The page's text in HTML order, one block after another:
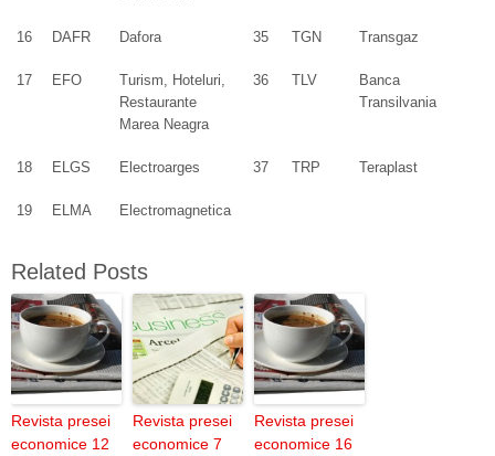
16 DAFR Dafora 35 TGN Transgaz
17 EFO
Turism, Hoteluri,
Restaurante
Marea Neagra
36 TLV
Banca
Transilvania
18 ELGS Electroarges 37 TRP Teraplast
19 ELMA Electromagnetica
Related Posts
Revista presei
economice 12
Revista presei
economice 7
Revista presei
economice 16